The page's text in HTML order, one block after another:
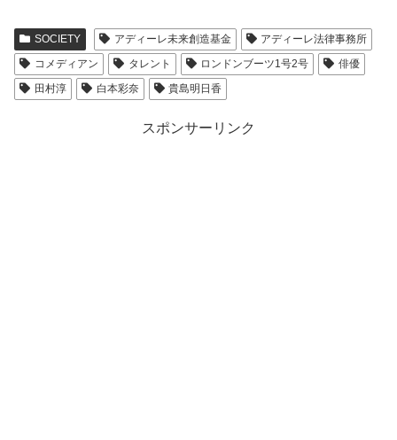
SOCIETY アディーレ未来創造基金
アディーレ法律事務所
コメディアン
タレント ロンドンブーツ1号2号
俳優
田村淳
白本彩奈 貴島明日香
スポンサーリンク